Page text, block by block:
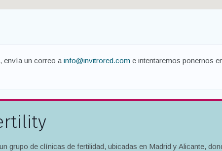
envía un correo a info@invitrored.com e intentaremos ponernos
grupo de clínicas de fertilidad, ubicadas en Madrid y Alicante,